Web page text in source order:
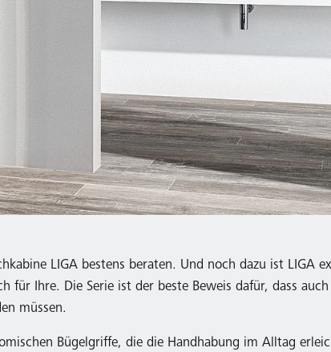
LIGA bestens beraten. Und noch dazu ist LIGA
Ihre. Die Serie ist der beste Beweis dafür, dass
müssen.
Bügelgriffe, die die Handhabung im Alltag